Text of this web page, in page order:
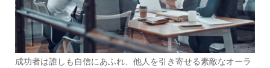
成功者は誰しも自信にあふれ、他人を引き寄せる素敵なオーラ